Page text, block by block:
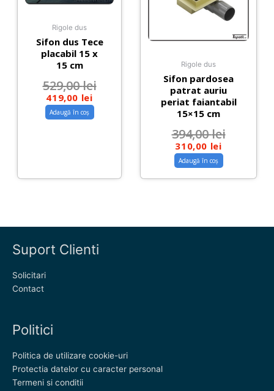
Rigole dus
Sifon dus Tece
placabil 15 x
15 cm
529,00lei
419,00 lei
Adaugă în coș
Rigole dus
Sifon pardosea
patrat auriu
periat faiantabil
15×15 cm
394,00lei
310,00 lei
Adaugă în coș
Suport Clienti
Solicitari
Contact
Politici
Politica de utilizare cookie-uri
Protectia datelor cu caracter personal
Termeni si conditii